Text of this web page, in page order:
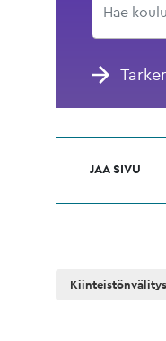
JAA SIVU
Kiinteistönvälitys